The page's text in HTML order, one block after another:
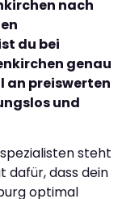
nach
du bei
genau
an preiswerten
und
steht
dafür, dass dein
optimal